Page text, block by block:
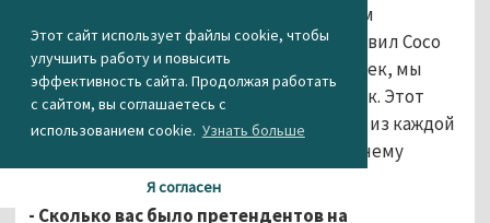
Этот сайт использует файлы cookie, чтобы
улучшить работу и повысить
эффективность сайта. Продолжая работать
с сайтом, вы соглашаетесь с
использованием cookie. Узнать больше
Я согласен
когда в жизни. Для меня стал настоящим
открытием Юрий Стоянов. Приятно удивил Сосо
Павлиашвили. Он замечательный человек, мы
хорошо общались на протяжении съемок. Этот
певец просто загорался на сцене, делал из каждой
песни хит, у него, действительно, есть чему
- Сколько вас было претендентов на